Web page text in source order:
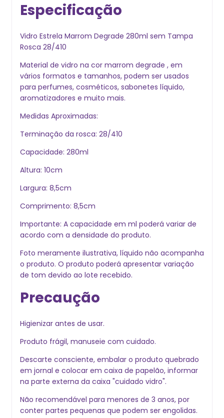
Especificação
Vidro Estrela Marrom Degrade 280ml sem Tampa
Rosca 28/410
Material de vidro na cor marrom degrade , em
vários formatos e tamanhos, podem ser usados
para perfumes, cosméticos, sabonetes líquido,
aromatizadores e muito mais.
Medidas Aproximadas:
Terminação da rosca: 28/410
Capacidade: 280ml
Altura: 10cm
Largura: 8,5cm
Comprimento: 8,5cm
Importante: A capacidade em ml poderá variar de
acordo com a densidade do produto.
Foto meramente ilustrativa, líquido não acompanha
o produto. O produto poderá apresentar variação
de tom devido ao lote recebido.
Precaução
Higienizar antes de usar.
Produto frágil, manuseie com cuidado.
Descarte consciente, embalar o produto quebrado
em jornal e colocar em caixa de papelão, informar
na parte externa da caixa "cuidado vidro".
Não recomendável para menores de 3 anos, por
conter partes pequenas que podem ser engolidas.